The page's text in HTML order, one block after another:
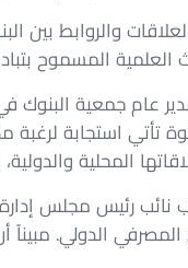
والروابط بين
العلمية المسموح
عام جمعية البنوك
تأتي استجابة
المحلية
نائب رئيس مجلس
المصرفي الدولي.